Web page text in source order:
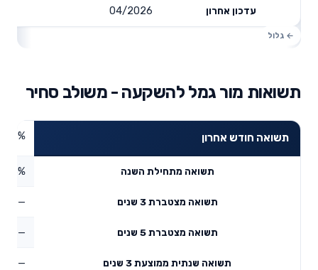
עדכון אחרון 04/2026
תשואות מור גמל להשקעה - משולב סחיר
תשואה חודש אחרון 4.18%
תשואה מתחילת השנה
תשואה מצטברת 3 שנים —
תשואה מצטברת 5 שנים —
תשואה שנתית ממוצעת 3 שנים —